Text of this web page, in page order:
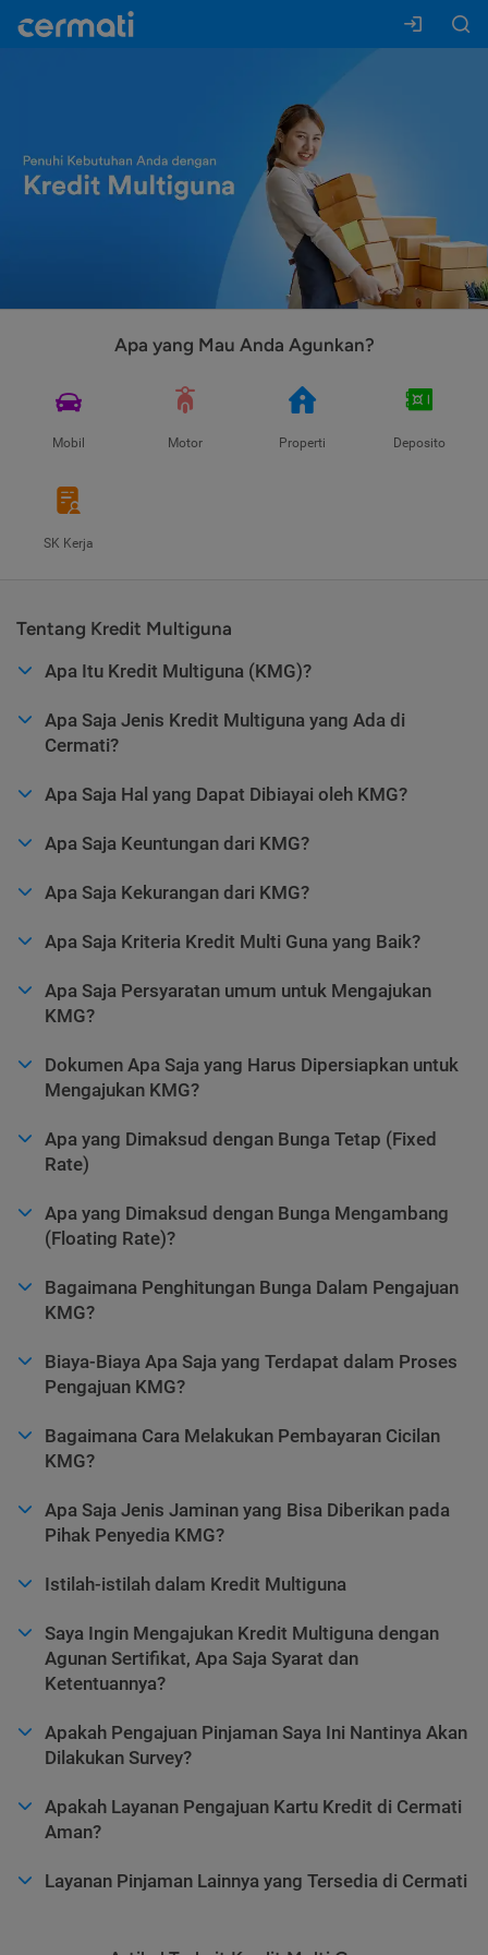
Apa yang Mau Anda Agunkan?
Mobil Motor Properti Deposito
SK Kerja
Tentang Kredit Multiguna
Apa Itu Kredit Multiguna (KMG)?
Apa Saja Jenis Kredit Multiguna yang Ada di
Cermati?
Apa Saja Hal yang Dapat Dibiayai oleh KMG?
Apa Saja Keuntungan dari KMG?
Apa Saja Kekurangan dari KMG?
Apa Saja Kriteria Kredit Multi Guna yang Baik?
Apa Saja Persyaratan umum untuk Mengajukan
KMG?
Dokumen Apa Saja yang Harus Dipersiapkan untuk
Mengajukan KMG?
Apa yang Dimaksud dengan Bunga Tetap (Fixed
Rate)
Apa yang Dimaksud dengan Bunga Mengambang
(Floating Rate)?
Bagaimana Penghitungan Bunga Dalam Pengajuan
KMG?
Biaya-Biaya Apa Saja yang Terdapat dalam Proses
Pengajuan KMG?
Bagaimana Cara Melakukan Pembayaran Cicilan
KMG?
Apa Saja Jenis Jaminan yang Bisa Diberikan pada
Pihak Penyedia KMG?
Istilah-istilah dalam Kredit Multiguna
Saya Ingin Mengajukan Kredit Multiguna dengan
Agunan Sertifikat, Apa Saja Syarat dan
Ketentuannya?
Apakah Pengajuan Pinjaman Saya Ini Nantinya Akan
Dilakukan Survey?
Apakah Layanan Pengajuan Kartu Kredit di Cermati
Aman?
Layanan Pinjaman Lainnya yang Tersedia di Cermati